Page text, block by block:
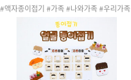
#액자종이접기 #가족 #나와가족 #우리가족
#가족구성원 #엄마 #아빠 #엄마아빠놀이 #
가족활동 #종이접기 #종이접기도안 #색종이
접기 #종이 #색종이 #액자 #가족종이접기 #
생활도구 #20260503가족1 #20260503가
족1종이접기 #가족사진 #친구사진 #친구접
기 #신학기 #신학기종이접기